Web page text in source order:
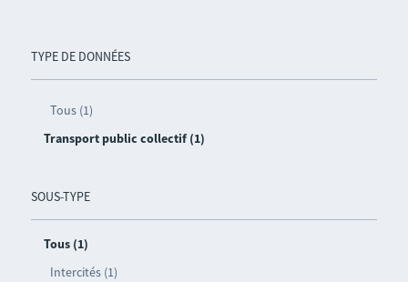
TYPE DE DONNÉES
Tous (1)
Transport public collectif (1)
SOUS-TYPE
Tous (1)
Intercités (1)